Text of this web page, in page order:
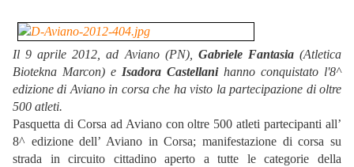
Il 9 aprile 2012, ad Aviano (PN), Gabriele Fantasia(Atletica
Biotekna Marcon) e Isadora Castellanihanno conquistato l'8^
edizione di Aviano in corsa che ha visto la partecipazione di oltre
500 atleti.
Pasquetta di Corsa ad Aviano con oltre 500 atleti partecipanti all’
8^ edizione dell’ Aviano in Corsa; manifestazione di corsa su
strada incircuito cittadino aperto a tutte le categorie della